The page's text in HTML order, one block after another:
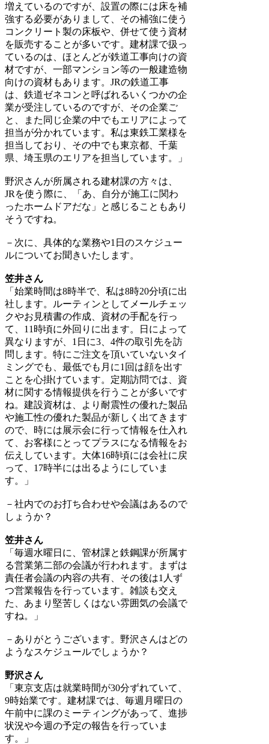
増えているのですが、設置の際には床を補
強する必要がありまして、その補強に使う
コンクリート製の床板や、併せて使う資材
を販売することが多いです。建材課で扱っ
ているのは、ほとんどが鉄道工事向けの資
材ですが、一部マンション等の一般建造物
向けの資材もあります。JRの鉄道工事
は、鉄道ゼネコンと呼ばれるいくつかの企
業が受注しているのですが、その企業ご
と、また同じ企業の中でもエリアによって
担当が分かれています。私は東鉄工業様を
担当しており、その中でも東京都、千葉
県、埼玉県のエリアを担当しています。」
野沢さんが所属される建材課の方々は、
JRを使う際に、「あ、自分が施工に関わ
ったホームドアだな」と感じることもあり
そうですね。
－次に、具体的な業務や1日のスケジュー
ルについてお聞きいたします。
笠井さん
「始業時間は8時半で、私は8時20分頃に出
社します。ルーティンとしてメールチェッ
クやお見積書の作成、資材の手配を行っ
て、11時頃に外回りに出ます。日によって
異なりますが、1日に3、4件の取引先を訪
問します。特にご注文を頂いていないタイ
ミングでも、最低でも月に1回は顔を出す
ことを心掛けています。定期訪問では、資
材に関する情報提供を行うことが多いです
ね。建設資材は、より耐震性の優れた製品
や施工性の優れた製品が新しく出てきます
ので、時には展示会に行って情報を仕入れ
て、お客様にとってプラスになる情報をお
伝えしています。大体16時頃には会社に戻
って、17時半には出るようにしていま
す。」
－社内でのお打ち合わせや会議はあるので
しょうか？
笠井さん
「毎週水曜日に、管材課と鉄鋼課が所属す
る営業第二部の会議が行われます。まずは
責任者会議の内容の共有、その後は1人ず
つ営業報告を行っています。雑談も交え
た、あまり堅苦しくはない雰囲気の会議で
すね。」
－ありがとうございます。野沢さんはどの
ようなスケジュールでしょうか？
野沢さん
「東京支店は就業時間が30分ずれていて、
9時始業です。建材課では、毎週月曜日の
午前中に課のミーティングがあって、進捗
状況や今週の予定の報告を行っていま
す。」